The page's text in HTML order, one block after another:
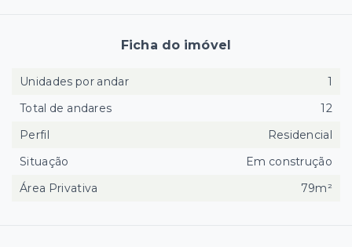
Ficha do imóvel
Unidades por andar
1
Total de andares
12
Perfil
Residencial
Situação
Em construção
Área Privativa
79m²